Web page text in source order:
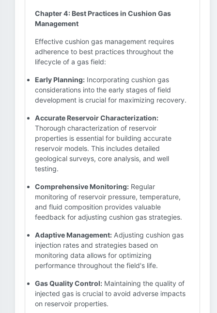
Chapter 4: Best Practices in Cushion Gas
Management
Effective cushion gas management requires
adherence to best practices throughout the
lifecycle of a gas field:
Early Planning: Incorporating cushion gas
considerations into the early stages of field
development is crucial for maximizing recovery.
Accurate Reservoir Characterization:
Thorough characterization of reservoir
properties is essential for building accurate
reservoir models. This includes detailed
geological surveys, core analysis, and well
testing.
Comprehensive Monitoring: Regular
monitoring of reservoir pressure, temperature,
and fluid composition provides valuable
feedback for adjusting cushion gas strategies.
Adaptive Management: Adjusting cushion gas
injection rates and strategies based on
monitoring data allows for optimizing
performance throughout the field's life.
Gas Quality Control: Maintaining the quality of
injected gas is crucial to avoid adverse impacts
on reservoir properties.